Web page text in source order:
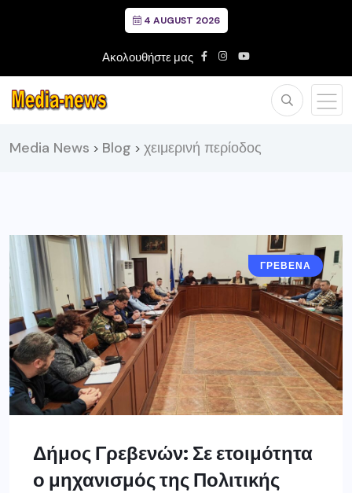
4 AUGUST 2026
Ακολουθήστε μας
Media News > Blog > χειμερινή περίοδος
ΓΡΕΒΕΝΑ
Δήμος Γρεβενών: Σε ετοιμότητα
ο μηχανισμός της Πολιτικής